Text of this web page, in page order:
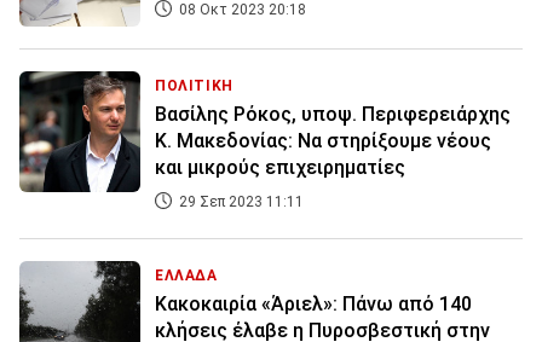
08 Οκτ 2023 20:18
ΠΟΛΙΤΙΚΗ
Βασίλης Ρόκος, υποψ. Περιφερειάρχης
Κ. Μακεδονίας: Να στηρίξουμε νέους
και μικρούς επιχειρηματίες
29 Σεπ 2023 11:11
ΕΛΛΑΔΑ
Κακοκαιρία «Άριελ»: Πάνω από 140
κλήσεις έλαβε η Πυροσβεστική στην